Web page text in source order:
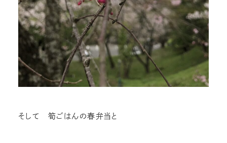
そして 筍ごはんの春弁当と